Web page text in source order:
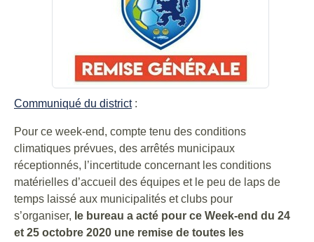
Communiqué du district:
Pour ce week-end, compte tenu des conditions
climatiques prévues, des arrêtés municipaux
réceptionnés, l’incertitude concernant les conditions
matérielles d’accueil des équipes et le peu de laps de
temps laissé aux municipalités et clubs pour
s’organiser, le bureau a acté pour ce Week-end du 24
et 25 octobre 2020 une remise de toutes les